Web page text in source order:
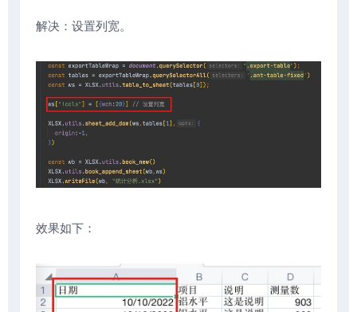
解决：设置列宽。
效果如下：